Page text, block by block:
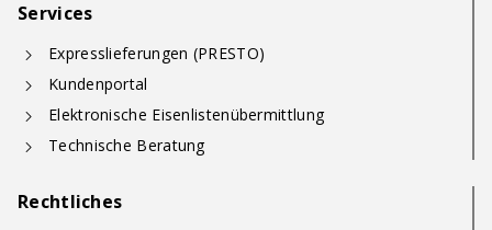
Services
Expresslieferungen (PRESTO)
Kundenportal
Elektronische Eisenlistenübermittlung
Technische Beratung
Rechtliches